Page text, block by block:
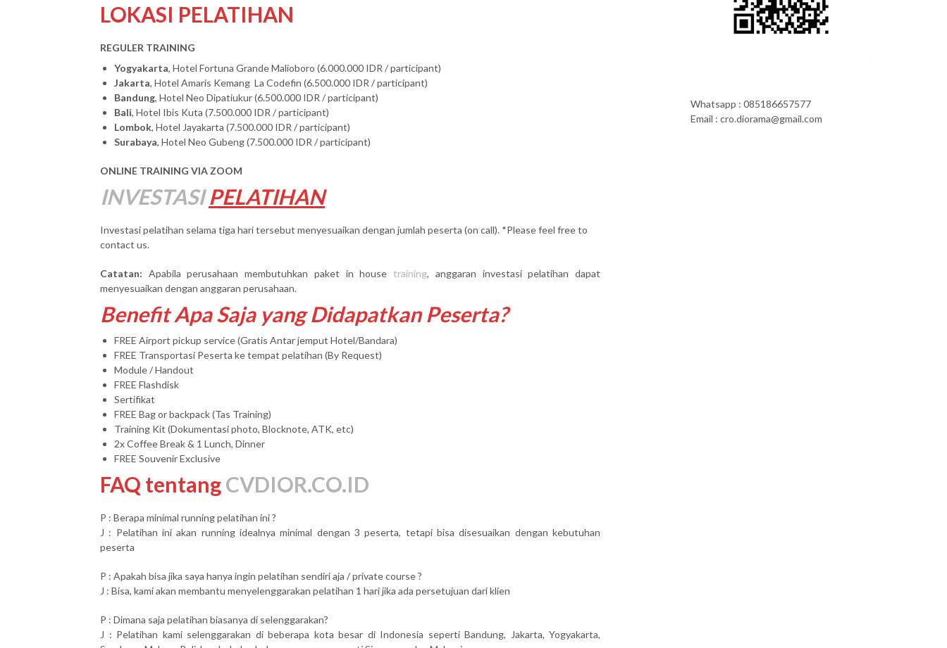
LOKASI PELATIHAN
REGULER TRAINING
Yogyakarta, Hotel Fortuna Grande Malioboro (6.000.000 IDR / participant)
Jakarta, Hotel Amaris Kemang La Codefin (6.500.000 IDR / participant)
Bandung, Hotel Neo Dipatiukur (6.500.000 IDR / participant)
Bali, Hotel Ibis Kuta (7.500.000 IDR / participant)
Lombok, Hotel Jayakarta (7.500.000 IDR / participant)
Surabaya, Hotel Neo Gubeng (7.500.000 IDR / participant)
ONLINE TRAINING VIA ZOOM
INVESTASI PELATIHAN
Investasi pelatihan selama tiga hari tersebut menyesuaikan dengan jumlah peserta (on call). *Please feel free to
contact us.
Catatan: Apabila perusahaan membutuhkan paket in house training, anggaran investasi pelatihan dapat
menyesuaikan dengan anggaran perusahaan.
Benefit Apa Saja yang Didapatkan Peserta?
FREE Airport pickup service (Gratis Antar jemput Hotel/Bandara)
FREE Transportasi Peserta ke tempat pelatihan (By Request)
Module / Handout
FREE Flashdisk
Sertifikat
FREE Bag or backpack (Tas Training)
Training Kit (Dokumentasi photo, Blocknote, ATK, etc)
2x Coffee Break & 1 Lunch, Dinner
FREE Souvenir Exclusive
FAQ tentangCVDIOR.CO.ID
P : Berapa minimal running pelatihan ini ?
J : Pelatihan ini akan running idealnya minimal dengan 3 peserta, tetapi bisa disesuaikan dengan kebutuhan
peserta
P : Apakah bisa jika saya hanya ingin pelatihan sendiri aja / private course ?
J : Bisa, kami akan membantu menyelenggarakan pelatihan 1 hari jika ada persetujuan dari klien
P : Dimana saja pelatihan biasanya di selenggarakan?
J : Pelatihan kami selenggarakan di beberapa kota besar di Indonesia seperti Bandung, Jakarta, Yogyakarta,
Whatsapp : 085186657577
Email : cro.diorama@gmail.com